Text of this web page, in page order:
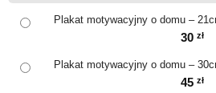
Plakat motywacyjny o domu –
30 zł
Plakat motywacyjny o domu –
45 zł